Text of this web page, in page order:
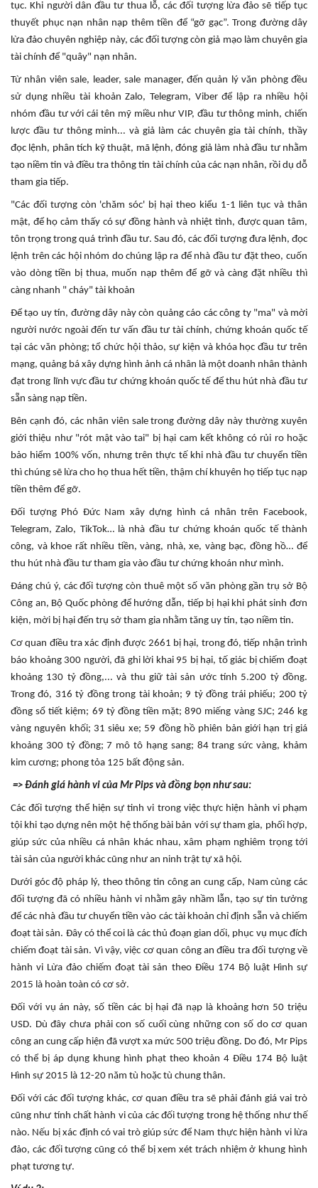
tục. Khi người dân đầu tư thua lỗ, các đối tượng lừa đảo sẽ tiếp tục
thuyết phục nạn nhân nạp thêm tiền để “gỡ gạc”. Trong đường dây
lừa đảo chuyên nghiệp này, các đối tượng còn giả mạo làm chuyên gia
tài chính để "quây" nạn nhân.
Từ nhân viên sale, leader, sale manager, đến quản lý văn phòng đều
sử dụng nhiều tài khoản Zalo, Telegram, Viber để lập ra nhiều hội
nhóm đầu tư với cái tên mỹ miều như VIP, đầu tư thông minh, chiến
lược đầu tư thông minh... và giả làm các chuyên gia tài chính, thầy
đọc lệnh, phân tích kỹ thuật, mã lệnh, đóng giả làm nhà đầu tư nhằm
tạo niềm tin và điều tra thông tin tài chính của các nạn nhân, rồi dụ dỗ
tham gia tiếp.
"Các đối tượng còn 'chăm sóc' bị hại theo kiểu 1-1 liên tục và thân
mật, để họ cảm thấy có sự đồng hành và nhiệt tình, được quan tâm,
tôn trọng trong quá trình đầu tư. Sau đó, các đối tượng đưa lệnh, đọc
lệnh trên các hội nhóm do chúng lập ra để nhà đầu tư đặt theo, cuốn
vào dòng tiền bị thua, muốn nạp thêm để gỡ và càng đặt nhiều thì
càng nhanh " cháy" tài khoản
Để tạo uy tín, đường dây này còn quảng cáo các công ty "ma" và mời
người nước ngoài đến tư vấn đầu tư tài chính, chứng khoán quốc tế
tại các văn phòng; tổ chức hội thảo, sự kiện và khóa học đầu tư trên
mạng, quảng bá xây dựng hình ảnh cá nhân là một doanh nhân thành
đạt trong lĩnh vực đầu tư chứng khoán quốc tế để thu hút nhà đầu tư
sẵn sàng nạp tiền.
Bên cạnh đó, các nhân viên sale trong đường dây này thường xuyên
giới thiệu như "rót mật vào tai" bị hại cam kết không có rủi ro hoặc
bảo hiểm 100% vốn, nhưng trên thực tế khi nhà đầu tư chuyển tiền
thì chúng sẽ lừa cho họ thua hết tiền, thậm chí khuyên họ tiếp tục nạp
tiền thêm để gỡ.
Đối tượng Phó Đức Nam xây dựng hình cá nhân trên Facebook,
Telegram, Zalo, TikTok… là nhà đầu tư chứng khoán quốc tế thành
công, và khoe rất nhiều tiền, vàng, nhà, xe, vàng bạc, đồng hồ… để
thu hút nhà đầu tư tham gia vào đầu tư chứng khoán như mình.
Đáng chú ý, các đối tượng còn thuê một số văn phòng gần trụ sở Bộ
Công an, Bộ Quốc phòng để hướng dẫn, tiếp bị hại khi phát sinh đơn
kiện, mời bị hại đến trụ sở tham gia nhằm tăng uy tín, tạo niềm tin.
Cơ quan điều tra xác định được 2661 bị hại, trong đó, tiếp nhận trình
báo khoảng 300 người, đã ghi lời khai 95 bị hại, tố giác bị chiếm đoạt
khoảng 130 tỷ đồng,... và thu giữ tài sản ước tính 5.200 tỷ đồng.
Trong đó, 316 tỷ đồng trong tài khoản; 9 tỷ đồng trái phiếu; 200 tỷ
đồng sổ tiết kiệm; 69 tỷ đồng tiền mặt; 890 miếng vàng SJC; 246 kg
vàng nguyên khối; 31 siêu xe; 59 đồng hồ phiên bản giới hạn trị giá
khoảng 300 tỷ đồng; 7 mô tô hạng sang; 84 trang sức vàng, khảm
kim cương; phong tỏa 125 bất động sản.
=> Đánh giá hành vi của Mr Pips và đồng bọn như sau:
Các đối tượng thể hiện sự tinh vi trong việc thực hiện hành vi phạm
tội khi tạo dựng nên một hệ thống bài bản với sự tham gia, phối hợp,
giúp sức của nhiều cá nhân khác nhau, xâm phạm nghiêm trọng tới
tài sản của người khác cũng như an ninh trật tự xã hội.
Dưới góc độ pháp lý, theo thông tin công an cung cấp, Nam cùng các
đối tượng đã có nhiều hành vi nhằm gây nhầm lẫn, tạo sự tin tưởng
để các nhà đầu tư chuyển tiền vào các tài khoản chỉ định sẵn và chiếm
đoạt tài sản. Đây có thể coi là các thủ đoạn gian dối, phục vụ mục đích
chiếm đoạt tài sản. Vì vậy, việc cơ quan công an điều tra đối tượng về
hành vi Lừa đảo chiếm đoạt tài sản theo Điều 174 Bộ luật Hình sự
2015 là hoàn toàn có cơ sở.
Đối với vụ án này, số tiền các bị hại đã nạp là khoảng hơn 50 triệu
USD. Dù đây chưa phải con số cuối cùng những con số do cơ quan
công an cung cấp hiện đã vượt xa mức 500 triệu đồng. Do đó, Mr Pips
có thể bị áp dụng khung hình phạt theo khoản 4 Điều 174 Bộ luật
Hình sự 2015 là 12-20 năm tù hoặc tù chung thân.
Đối với các đối tượng khác, cơ quan điều tra sẽ phải đánh giá vai trò
cũng như tính chất hành vi của các đối tượng trong hệ thống như thế
nào. Nếu bị xác định có vai trò giúp sức để Nam thực hiện hành vi lừa
đảo, các đối tượng cũng có thể bị xem xét trách nhiệm ở khung hình
phạt tương tự.